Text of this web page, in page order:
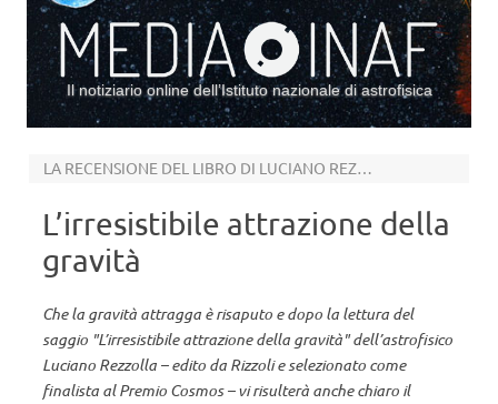
Il notiziario online dell’Istituto nazionale di astrofisica
LA RECENSIONE DEL LIBRO DI LUCIANO REZZOLLA
L’irresistibile attrazione della
gravità
Che la gravità attragga è risaputo e dopo la lettura del
saggio "L’irresistibile attrazione della gravità" dell’astrofisico
Luciano Rezzolla – edito da Rizzoli e selezionato come
finalista al Premio Cosmos – vi risulterà anche chiaro il